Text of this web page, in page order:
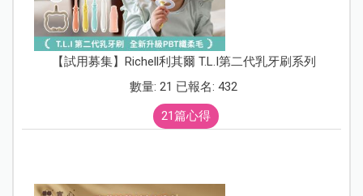
【試用募集】Richell利其爾 T.L.I第二代乳牙刷系列
數量: 21 已報名: 432
21篇心得